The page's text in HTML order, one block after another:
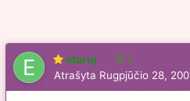
etaruj 4
Atrašyta Rugpjūčio 28,